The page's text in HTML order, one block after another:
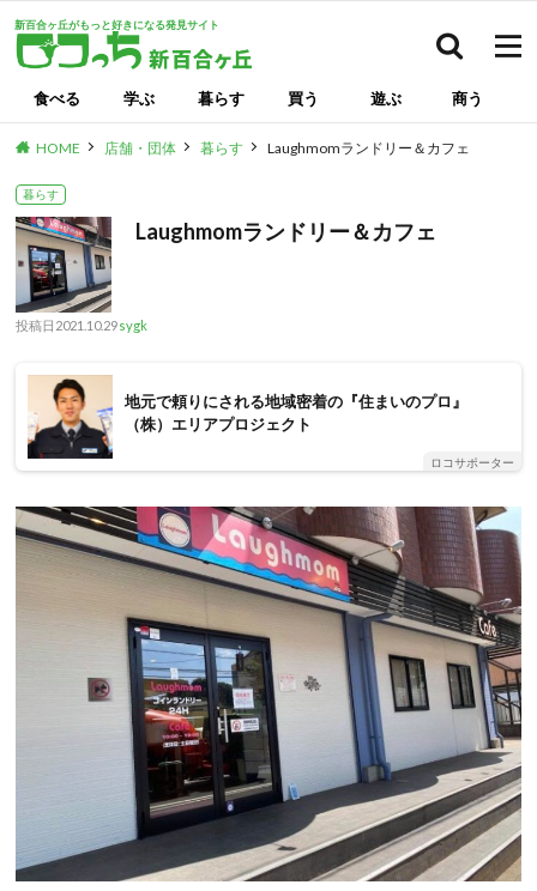
新百合ヶ丘がもっと好きになる発見サイト
食べる 学ぶ 暮らす 買う 遊ぶ 商う
HOME 店舗・団体 暮らす Laughmomランドリー＆カフェ
暮らす
Laughmomランドリー＆カフェ
投稿日 2021.10.29sygk
地元で頼りにされる地域密着の『住まいのプロ』
（株）エリアプロジェクト
ロコサポーター